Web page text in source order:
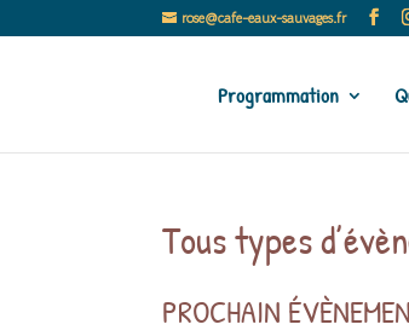
rose@cafe-eaux-sauvages.fr
Programmation
Tous types
PROCHAIN